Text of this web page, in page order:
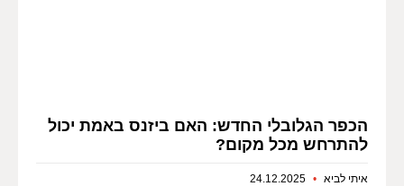
הכפר הגלובלי החדש: האם ביזנס באמת יכול
להתרחש מכל מקום?
איתי לביא